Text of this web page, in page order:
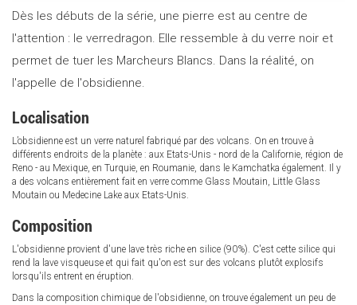
Dès les débuts de la série, une pierre est au centre de
l'attention : le verredragon. Elle ressemble à du verre noir et
permet de tuer les Marcheurs Blancs. Dans la réalité, on
l'appelle de l'obsidienne.
Localisation
L’obsidienne est un verre naturel fabriqué par des volcans. On en trouve à
différents endroits de la planète : aux Etats-Unis - nord de la Californie, région de
Reno - au Mexique, en Turquie, en Roumanie, dans le Kamchatka également. Il y
a des volcans entièrement fait en verre comme Glass Moutain, Little Glass
Moutain ou Medecine Lake aux Etats-Unis.
Composition
L'obsidienne provient d'une lave très riche en silice (90%). C'est cette silice qui
rend la lave visqueuse et qui fait qu'on est sur des volcans plutôt explosifs
lorsqu'ils entrent en éruption.
Dans la composition chimique de l'obsidienne, on trouve également un peu de